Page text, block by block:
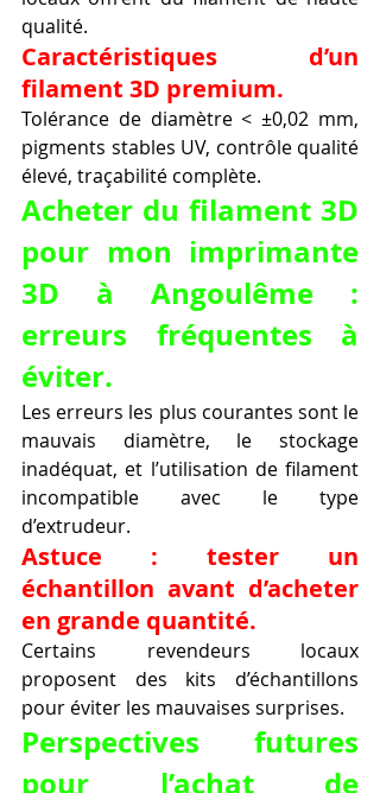
qualité.
Caractéristiques d’un
filament 3D premium.
Tolérance de diamètre < ±0,02 mm,
pigments stables UV, contrôle qualité
élevé, traçabilité complète.
Acheter du filament 3D
pour mon imprimante
3D à Angoulême :
erreurs fréquentes à
éviter.
Les erreurs les plus courantes sont le
mauvais diamètre, le stockage
inadéquat, et l’utilisation de filament
incompatible avec le type
d’extrudeur.
Astuce : tester un
échantillon avant d’acheter
en grande quantité.
Certains revendeurs locaux
proposent des kits d’échantillons
pour éviter les mauvaises surprises.
Perspectives futures
pour l’achat de